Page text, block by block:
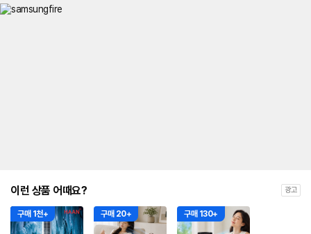
이런 상품 어때요? 광고
구매 1천+ 구매 20+ 구매 130+